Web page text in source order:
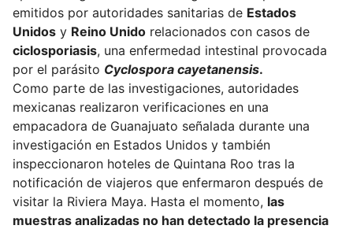
emitidos por autoridades sanitarias de Estados
Unidos y Reino Unido relacionados con casos de
ciclosporiasis, una enfermedad intestinal provocada
por el parásito Cyclospora cayetanensis.
Como parte de las investigaciones, autoridades
mexicanas realizaron verificaciones en una
empacadora de Guanajuato señalada durante una
investigación en Estados Unidos y también
inspeccionaron hoteles de Quintana Roo tras la
notificación de viajeros que enfermaron después de
visitar la Riviera Maya. Hasta el momento, las
muestras analizadas no han detectado la presencia